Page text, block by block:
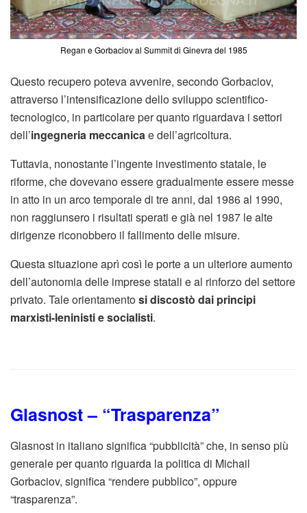
Regan e Gorbaciov al Summit di Ginevra del 1985
Questo recupero poteva avvenire, secondo Gorbaciov,
attraverso l’intensificazione dello sviluppo scientifico-
tecnologico, in particolare per quanto riguardava i settori
dell’ingegneria meccanicae dell’agricoltura.
Tuttavia, nonostante l’ingente investimento statale, le
riforme, che dovevano essere gradualmente essere messe
in atto in un arco temporale di tre anni, dal 1986 al 1990,
non raggiunsero i risultati sperati e già nel 1987 le alte
dirigenze riconobbero il fallimento delle misure.
Questa situazione aprì così le porte a un ulteriore aumento
dell’autonomia delle imprese statali e al rinforzo del settore
privato. Tale orientamentosi discostò dai principi
marxisti-leninisti e socialisti.
Glasnost – “Trasparenza”
Glasnost in italiano significa “pubblicità” che, in senso più
generale per quanto riguarda la politica di Michail
Gorbaciov, significa “rendere pubblico”, oppure
“trasparenza”.